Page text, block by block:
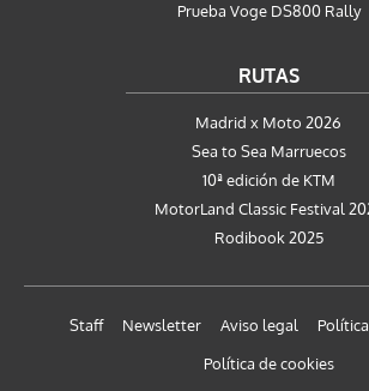
Prueba Voge DS800 Rally
RUTAS
Madrid x Moto 2026
Sea to Sea Marruecos
10ª edición de KTM
MotorLand Classic Festival
Rodibook 2025
Staff Newsletter Aviso legal
Política de cookies